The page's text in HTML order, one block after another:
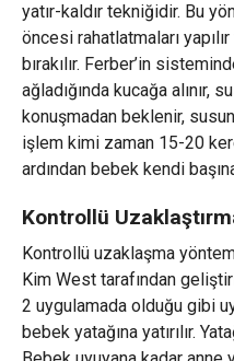
yatır-kaldır tekniğidir. Bu
öncesi rahatlatmaları
bırakılır. Ferber’in
ağladığında kucağa alınır,
konuşmadan beklenir,
işlem kimi zaman 15-20
ardından bebek kendi
Kontrollü
Kontrollü uzaklaşma
Kim West tarafından
2 uygulamada olduğu gibi
bebek yatağına yatırılır.